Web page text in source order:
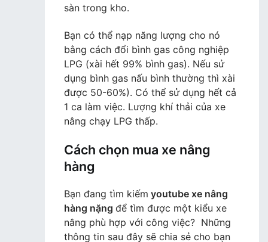
sàn trong kho.
Bạn có thể nạp năng lượng cho nó
bằng cách đổi bình gas công nghiệp
LPG (xài hết 99% bình gas). Nếu sử
dụng bình gas nấu bình thường thì xài
được 50-60%). Có thể sử dụng hết cả
1 ca làm việc. Lượng khí thải của xe
nâng chạy LPG thấp.
Cách chọn mua xe nâng
hàng
Bạn đang tìm kiếm youtube xe nâng
hàng nặng để tìm được một kiểu xe
nâng phù hợp với công việc? Những
thông tin sau đây sẽ chia sẻ cho bạn